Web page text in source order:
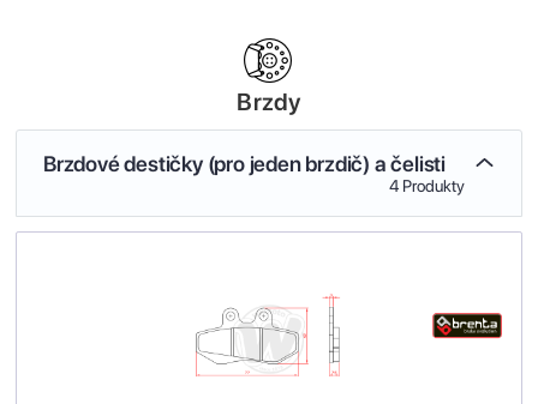
Brzdy
Brzdové destičky (pro jeden brzdič) a čelisti
4 Produkty